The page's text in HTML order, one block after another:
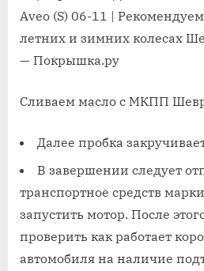
Aveo (S) 06-11 |
летних и зимних колесах
— Покрышка.ру
Сливаем масло с МКПП
Далее пробка
В завершении следует
транспортное средств
запустить мотор. После
проверить как работает
автомобиля на наличие